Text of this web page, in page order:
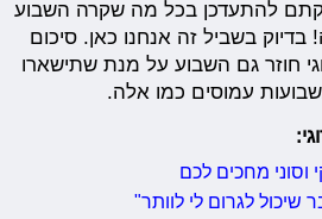
להתעדכן בכל מה שקרה השבוע
בשביל זה אנחנו כאן. סיכום
חוזר גם השבוע על מנת שתישארו
עמוסים כמו אלה.
וסוני מחכים לכם
שיכול לגרום לי לוותר"